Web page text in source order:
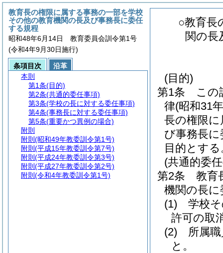
○教育長
関の長
(目的)
第1条
この
律(昭和31
長の権限
び事務長
目的とする
(共通的委
第2条
教育
機関の長
(1)
学校
許可の取
(2)
所属
と。
教育長の権限に属する事務の一部を学校
その他の教育機関の長及び事務長に委任
する規程
昭和48年6月14日 教育委員会訓令第1号
(令和4年9月30日施行)
条項目次
沿革
本則
第1条(目的)
第2条(共通的委任事項)
第3条(学校の長に対する委任事項)
第4条(事務長に対する委任事項)
第5条(重要かつ異例の場合)
附則
附則 (昭和49年教委訓令第1号)
附則 (平成15年教委訓令第7号)
附則 (平成24年教委訓令第3号)
附則 (平成27年教委訓令第2号)
附則 (令和4年教委訓令第1号)